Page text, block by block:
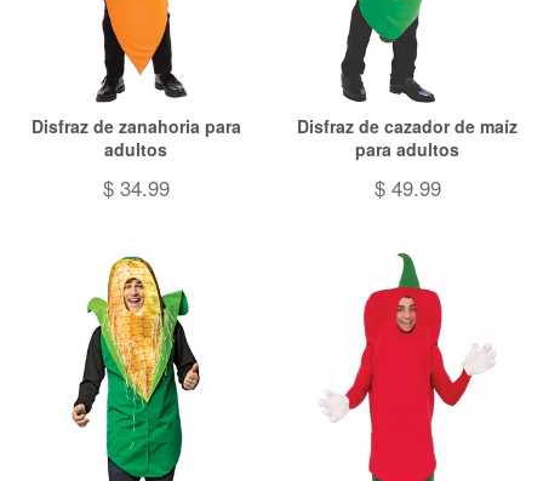
Disfraz de zanahoria para
adultos
$ 34.99
Disfraz de cazador de maíz
para adultos
$ 49.99